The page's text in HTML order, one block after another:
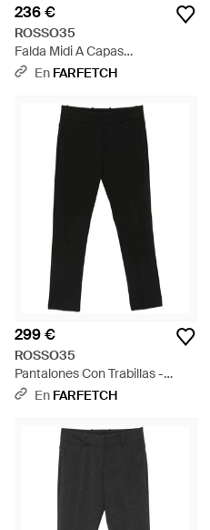
236 €
ROSSO35
Falda Midi A Capas
Escalonadas - Negro
En FARFETCH
299 €
ROSSO35
Pantalones Con Trabillas -
Negro
En FARFETCH